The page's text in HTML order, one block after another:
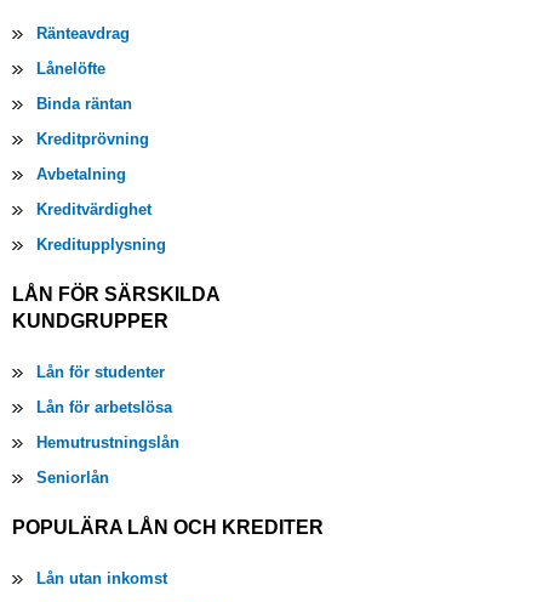
Ränteavdrag
Lånelöfte
Binda räntan
Kreditprövning
Avbetalning
Kreditvärdighet
Kreditupplysning
LÅN FÖR SÄRSKILDA
KUNDGRUPPER
Lån för studenter
Lån för arbetslösa
Hemutrustningslån
Seniorlån
POPULÄRA LÅN OCH KREDITER
Lån utan inkomst